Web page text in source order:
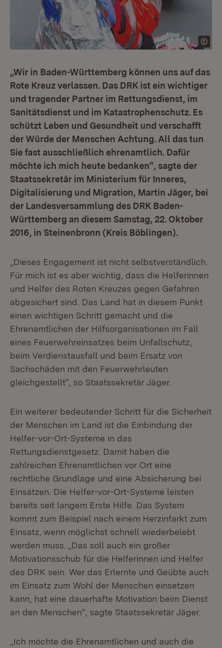
„Wir in Baden-Württemberg können uns auf das
Rote Kreuz verlassen. Das DRK ist ein wichtiger
und tragender Partner im Rettungsdienst, im
Sanitätsdienst und im Katastrophenschutz. Es
schützt Leben und Gesundheit und verschafft
der Würde der Menschen Achtung. All das tun
Sie fast ausschließlich ehrenamtlich. Dafür
möchte ich mich heute bedanken“, sagte der
Staatssekretär im Ministerium für Inneres,
Digitalisierung und Migration, Martin Jäger, bei
der Landesversammlung des DRK Baden-
Württemberg an diesem Samstag, 22. Oktober
2016, in Steinenbronn (Kreis Böblingen).
„Dieses Engagement ist nicht selbstverständlich.
Für mich ist es aber wichtig, dass die Helferinnen
und Helfer des Roten Kreuzes gegen Gefahren
abgesichert sind. Das Land hat in diesem Punkt
einen wichtigen Schritt gemacht und die
Ehrenamtlichen der Hilfsorganisationen im Fall
eines Feuerwehreinsatzes beim Unfallschutz,
beim Verdienstausfall und beim Ersatz von
Sachschäden mit den Feuerwehrleuten
gleichgestellt“, so Staatssekretär Jäger.
Ein weiterer bedeutender Schritt für die Sicherheit
der Menschen im Land ist die Einbindung der
Helfer-vor-Ort-Systeme in das
Rettungsdienstgesetz. Damit haben die
zahlreichen Ehrenamtlichen vor Ort eine
rechtliche Grundlage und eine Absicherung bei
Einsätzen. Die Helfer-vor-Ort-Systeme leisten
bereits seit langem Erste Hilfe. Das System
kommt zum Beispiel nach einem Herzinfarkt zum
Einsatz, wenn möglichst schnell wiederbelebt
werden muss. „Das soll auch ein großer
Motivationsschub für die Helferinnen und Helfer
des DRK sein. Wer das Erlernte und Geübte auch
im Einsatz zum Wohl der Menschen einsetzen
kann, hat eine dauerhafte Motivation beim Dienst
an den Menschen“, sagte Staatssekretär Jäger.
„Ich möchte die Ehrenamtlichen und auch die